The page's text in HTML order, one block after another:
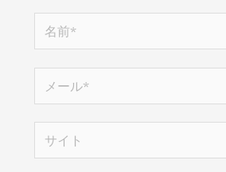
前
*
ー
ル
イ